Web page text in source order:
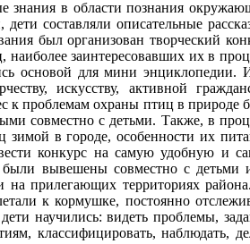
знания в области познания
составляли описательные
был организован творческий
заинтересовавших их в
основой для мини энциклопедии.
искусству, активной
к проблемам охраны птиц в природе
совместно с детьми. Также, в
в городе, особенности их
конкурс на самую удобную и
вывешены совместно с детьми
на прилегающих территориях
к кормушке, постоянно
научились: видеть проблемы,
классифицировать, наблюдать,